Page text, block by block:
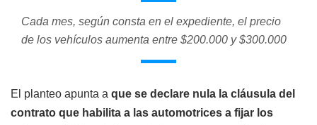
Cada mes, según consta en el expediente, el precio
de los vehículos aumenta entre $200.000 y $300.000
El planteo apunta a que se declare nula la cláusula del
contrato que habilita a las automotrices a fijar los